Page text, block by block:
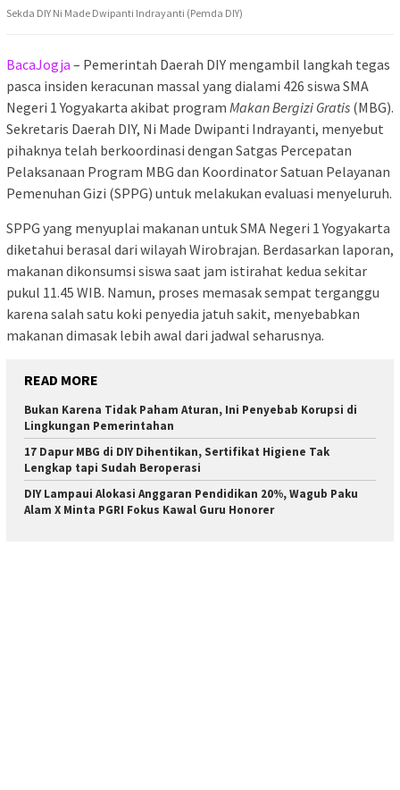
Sekda DIY Ni Made Dwipanti Indrayanti (Pemda DIY)
BacaJogja – Pemerintah Daerah DIY mengambil langkah tegas
pasca insiden keracunan massal yang dialami 426 siswa SMA
Negeri 1 Yogyakarta akibat program Makan Bergizi Gratis (MBG).
Sekretaris Daerah DIY, Ni Made Dwipanti Indrayanti, menyebut
pihaknya telah berkoordinasi dengan Satgas Percepatan
Pelaksanaan Program MBG dan Koordinator Satuan Pelayanan
Pemenuhan Gizi (SPPG) untuk melakukan evaluasi menyeluruh.
SPPG yang menyuplai makanan untuk SMA Negeri 1 Yogyakarta
diketahui berasal dari wilayah Wirobrajan. Berdasarkan laporan,
makanan dikonsumsi siswa saat jam istirahat kedua sekitar
pukul 11.45 WIB. Namun, proses memasak sempat terganggu
karena salah satu koki penyedia jatuh sakit, menyebabkan
makanan dimasak lebih awal dari jadwal seharusnya.
READ MORE
Bukan Karena Tidak Paham Aturan, Ini Penyebab Korupsi di
Lingkungan Pemerintahan
17 Dapur MBG di DIY Dihentikan, Sertifikat Higiene Tak
Lengkap tapi Sudah Beroperasi
DIY Lampaui Alokasi Anggaran Pendidikan 20%, Wagub Paku
Alam X Minta PGRI Fokus Kawal Guru Honorer